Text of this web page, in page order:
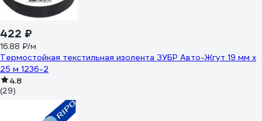
422 ₽
16.88 ₽/м
Термостойкая текстильная изолента ЗУБР Авто-Жгут 19 мм х
25 м 1236-2
4.8
(29)